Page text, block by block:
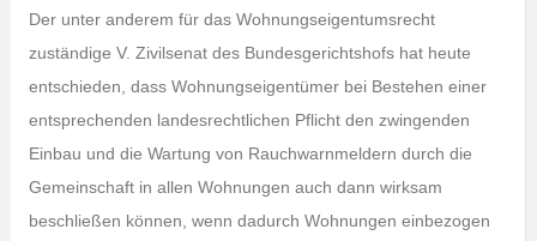
Der unter anderem für das Wohnungseigentumsrecht
zuständige V. Zivilsenat des Bundesgerichtshofs hat heute
entschieden, dass Wohnungseigentümer bei Bestehen einer
entsprechenden landesrechtlichen Pflicht den zwingenden
Einbau und die Wartung von Rauchwarnmeldern durch die
Gemeinschaft in allen Wohnungen auch dann wirksam
beschließen können, wenn dadurch Wohnungen einbezogen